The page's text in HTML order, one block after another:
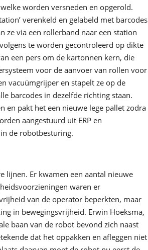
worden versneden en opgerold.
verenkeld en gelabeld met barcodes
ze via een rollerband naar een station
te worden gecontroleerd op dikte
een pers om de kartonnen kern, die
voor de aanvoer van rollen voor
vacuümgrijper en stapelt ze op de
barcodes in dezelfde richting staan.
en pakt het een nieuwe lege pallet zodra
aangestuurd uit ERP en
de robotbesturing.
lijnen. Er kwamen een aantal nieuwe
waren er
van de operator beperkten, maar
in bewegingsvrijheid. Erwin Hoeksma,
baan van de robot bevond zich naast
dat het oppakken en afleggen niet